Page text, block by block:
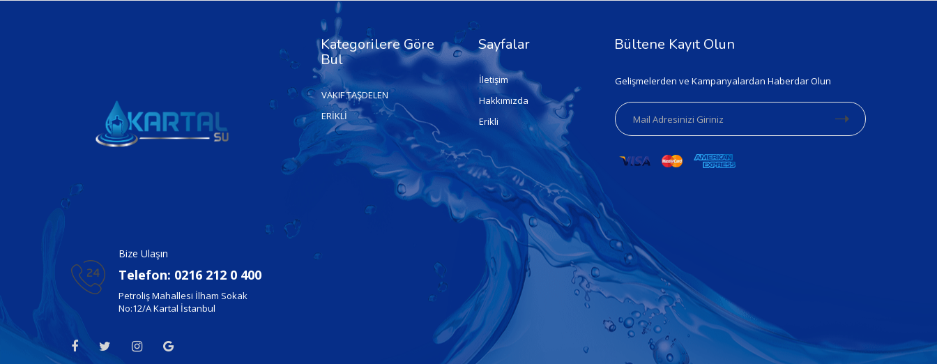
Bize Ulaşın
Telefon: 0216 212 0 400
Petroliş Mahallesi İlham Sokak
No:12/A Kartal İstanbul
Kategorilere Göre
Bul
VAKIF TAŞDELEN
ERİKLİ
Sayfalar
İletişim
Hakkımızda
Erikli
Bültene Kayıt Olun
Gelişmelerden ve Kampanyalardan Haberdar Olun